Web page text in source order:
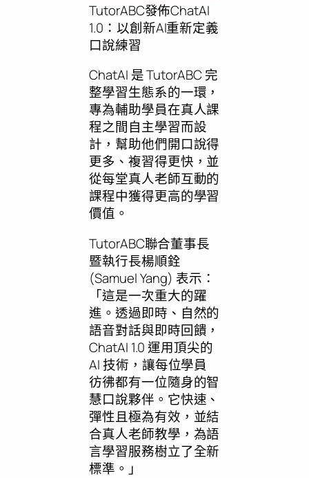
TutorABC發佈ChatAI
1.0：以創新AI重新定義
口說練習
ChatAI 是 TutorABC 完
整學習生態系的一環，
專為輔助學員在真人課
程之間自主學習而設
計，幫助他們開口說得
更多、複習得更快，並
從每堂真人老師互動的
課程中獲得更高的學習
價值。
TutorABC聯合董事長
暨執行長楊順銓
(Samuel Yang) 表示：
「這是一次重大的躍
進。透過即時、自然的
語音對話與即時回饋，
ChatAI 1.0 運用頂尖的
AI 技術，讓每位學員
彷彿都有一位隨身的智
慧口說夥伴。它快速、
彈性且極為有效，並結
合真人老師教學，為語
言學習服務樹立了全新
標準。」